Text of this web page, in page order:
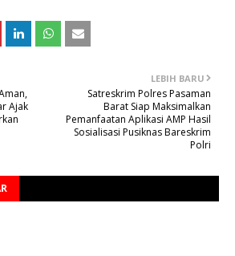
LEBIH BARU
Satreskrim Polres Pasaman
Barat Siap Maksimalkan
Pemanfaatan Aplikasi AMP Hasil
Sosialisasi Pusiknas Bareskrim
Polri
Ajak